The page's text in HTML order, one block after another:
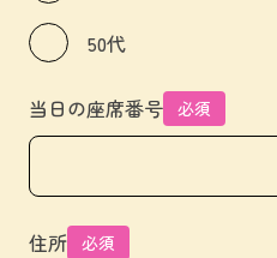
50代
当日の座席番号 必須
住所 必須